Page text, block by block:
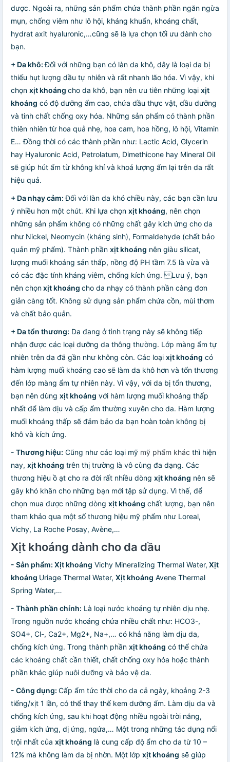
dược. Ngoài ra, những sản phẩm chứa thành phần ngăn ngừa
mụn, chống viêm như lô hội, kháng khuẩn, khoáng chất,
hydrat axit hyaluronic,…cũng sẽ là lựa chọn tối ưu dành cho
bạn.
+ Da khô:Đối với những bạn có làn da khô, dây là loại da bị
thiếu hụt lượng dầu tự nhiên và rất nhanh lão hóa. Vì vậy, khi
chọn xịt khoáng cho da khô, bạn nên ưu tiên những loại xịt
khoáng có độ dưỡng ẩm cao, chứa dầu thực vật, dầu dưỡng
và tinh chất chống oxy hóa. Những sản phẩm có thành phần
thiên nhiên từ hoa quả nhẹ, hoa cam, hoa hồng, lô hội, Vitamin
E… Đồng thời có các thành phần như: Lactic Acid, Glycerin
hay Hyaluronic Acid, Petrolatum, Dimethicone hay Mineral Oil
sẽ giúp hút ẩm từ không khí và khoá lượng ẩm lại trên da rất
hiệu quả.
+ Da nhạy cảm:Đối với làn da khó chiều này, các bạn cần lưu
ý nhiều hơn một chút. Khi lựa chọn xịt khoáng, nên chọn
những sản phẩm không có những chất gây kích ứng cho da
như Nickel, Neomycin (kháng sinh), Formaldehyde (chất bảo
quản mỹ phẩm). Thành phần xịt khoáng nên giàu silicat,
lượng muối khoáng sản thấp, nồng độ PH tầm 7.5 là vừa và
có các đặc tính kháng viêm, chống kích ứng. Lưu ý, bạn
nên chọnxịt khoáng cho da nhạy có thành phần càng đơn
giản càng tốt. Không sử dụng sản phẩm chứa cồn, mùi thơm
và chất bảo quản.
+ Da tổn thương: Da đang ở tình trạng này sẽ không tiếp
nhận được các loại dưỡng da thông thường. Lớp màng ẩm tự
nhiên trên da đã gần như không còn. Các loại xịt khoáng có
hàm lượng muối khoáng cao sẽ làm da khô hơn và tổn thương
đến lớp màng ẩm tự nhiên này. Vì vậy, với da bị tổn thương,
bạn nên dùng xịt khoáng với hàm lượng muối khoáng thấp
nhất để làm dịu và cấp ẩm thường xuyên cho da. Hàm lượng
muối khoáng thấp sẽ đảm bảo da bạn hoàn toàn không bị
khô và kích ứng.
- Thương hiệu: Cũng như các loại mỹ mỹ phẩm khác thì hiện
nay, xịt khoáng trên thị trường là vô cùng đa dạng. Các
thương hiệu ồ ạt cho ra đời rất nhiều dòng xịt khoáng nên sẽ
gây khó khăn cho những bạn mới tập sử dụng. Vì thế, để
chọn mua được những dòng xịt khoáng chất lượng, bạn nên
tham khảo qua một số thương hiệu mỹ phẩm như Loreal,
Vichy, La Roche Posay, Avène,…
Xịt khoáng dành cho da dầu
- Sản phẩm: Xịt khoáng Vichy Mineralizing Thermal Water, Xịt
khoáng Uriage Thermal Water, Xịt khoáng Avene Thermal
Spring Water,…
- Thành phần chính: Là loại nước khoáng tự nhiên dịu nhẹ.
Trong nguồn nước khoáng chứa nhiều chất như: HCO3-,
SO4+, Cl-, Ca2+, Mg2+, Na+,… có khả năng làm dịu da,
chống kích ứng. Trong thành phần xịt khoáng có thể chứa
các khoáng chất cần thiết, chất chống oxy hóa hoặc thành
phần khác giúp nuôi dưỡng và bảo vệ da.
- Công dụng: Cấp ẩm tức thời cho da cả ngày, khoảng 2-3
tiếng/xịt 1 lần, có thể thay thế kem dưỡng ẩm. Làm dịu da và
chống kích ứng, sau khi hoạt động nhiều ngoài trời nắng,
giảm kích ứng, dị ứng, ngứa,… Một trong những tác dụng nổi
trội nhất của xịt khoáng là cung cấp độ ẩm cho da từ 10 –
12% mà không làm da bị nhờn. Một lớp xịt khoáng sẽ giúp